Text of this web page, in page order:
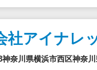
社アイナレ
神奈川県横浜市西区神奈